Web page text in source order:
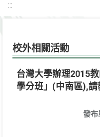
:::
校外相關活動
台灣大學辦理2015
學分班」(中南區),
發布